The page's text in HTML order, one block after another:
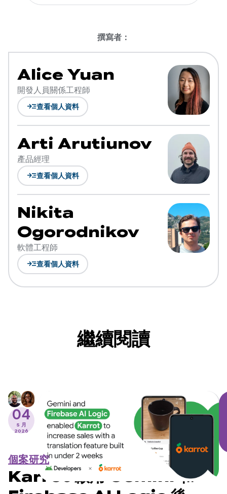
撰寫者：
Alice Yuan
開發人員關係工程師
read_more查看個人資料
Arti Arutiunov
產品經理
read_more查看個人資料
Nikita
Ogorodnikov
軟體工程師
read_more查看個人資料
繼續閱讀
04
5 月
2026
個案研究
Karrot 啟用 Gemini 和